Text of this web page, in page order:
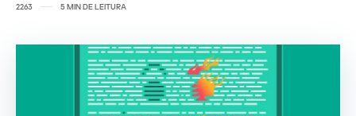
2263 5MIN DE LEITURA